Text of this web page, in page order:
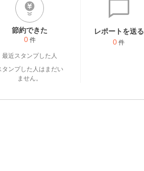
節約できた
0 件
最近スタンプした人
タンプした人はまだい
ません。
レポートを送る
0 件